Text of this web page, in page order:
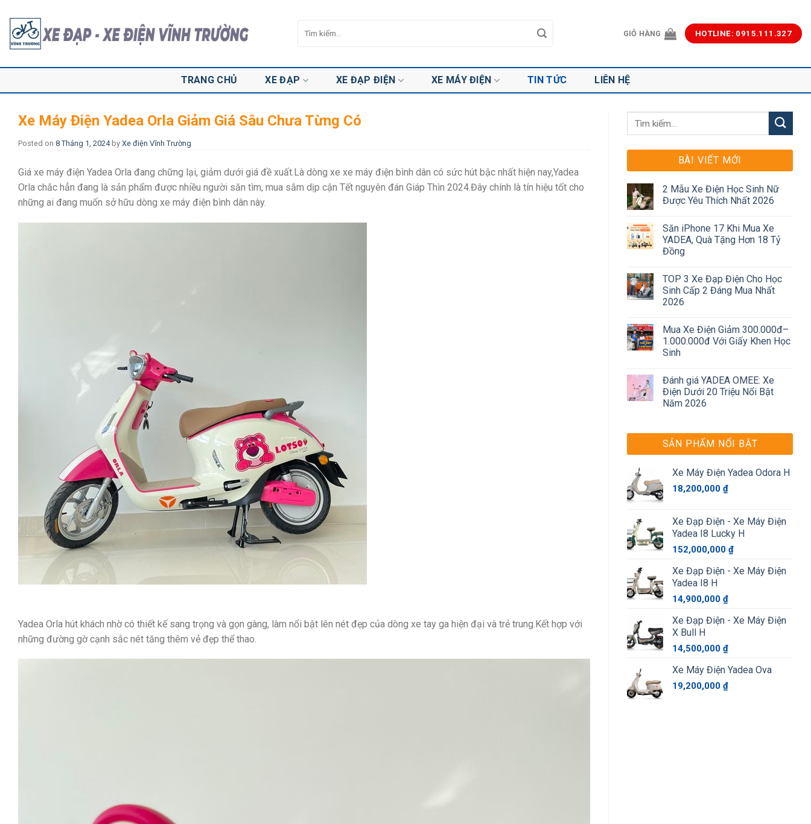
content
kiếm:
GIỎ HÀNG HOTLINE: 0915.111.327
TRANG CHỦ XE ĐẠP XE ĐẠP ĐIỆN XE MÁY ĐIỆN TIN TỨC LIÊN HỆ
Xe Máy Điện Yadea Orla Giảm Giá Sâu Chưa Từng Có
Posted on 8 Tháng 1, 2024by Xe điện Vĩnh Trường
Giá xe máy điện Yadea Orla đang chững lại, giảm dưới giá đề xuất.Là dòng xe xe máy điện bình dân có sức hút bậc nhất hiện nay,Yadea
Orla chắc hẳn đang là sản phẩm được nhiều người săn tìm, mua sắm dịp cận Tết nguyên đán Giáp Thìn 2024.Đây chính là tín hiệu tốt cho
những ai đang muốn sở hữu dòng xe máy điện bình dân này.
Yadea Orla hút khách nhờ có thiết kế sang trọng và gọn gàng, làm nổi bật lên nét đẹp của dòng xe tay ga hiện đại và trẻ trung.Kết hợp với
những đường gờ cạnh sắc nét tăng thêm vẻ đẹp thể thao.
BÀI VIẾT MỚI
2 Mẫu Xe Điện Học Sinh Nữ
Được Yêu Thích Nhất 2026
Săn iPhone 17 Khi Mua Xe
YADEA, Quà Tặng Hơn 18 Tỷ
Đồng
TOP 3 Xe Đạp Điện Cho Học
Sinh Cấp 2 Đáng Mua Nhất
2026
Mua Xe Điện Giảm 300.000đ–
1.000.000đ Với Giấy Khen Học
Sinh
Đánh giá YADEA OMEE: Xe
Điện Dưới 20 Triệu Nổi Bật
Năm 2026
SẢN PHẨM NỔI BẬT
Xe Máy Điện Yadea Odora H
18,200,000 ₫
Xe Đạp Điện - Xe Máy Điện
Yadea I8 Lucky H
152,000,000 ₫
Xe Đạp Điện - Xe Máy Điện
Yadea I8 H
14,900,000 ₫
Xe Đạp Điện - Xe Máy Điện
X Bull H
14,500,000 ₫
Xe Máy Điện Yadea Ova
19,200,000 ₫